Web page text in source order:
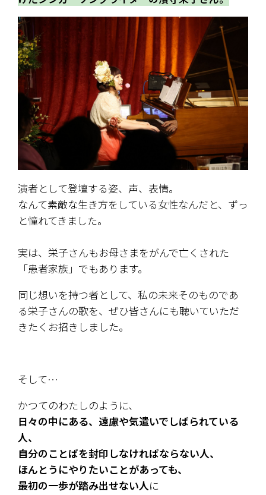
演者として登壇する姿、声、表情。
なんて素敵な生き方をしている女性なんだと、ずっ
と憧れてきました。
実は、栄子さんもお母さまをがんで亡くされた
「患者家族」でもあります。
同じ想いを持つ者として、私の未来そのものであ
る栄子さんの歌を、ぜひ皆さんにも聴いていただ
きたくお招きしました。
そして…
かつてのわたしのように、
日々の中にある、遠慮や気遣いでしばられている
人、
自分のことばを封印しなければならない人、
ほんとうにやりたいことがあっても、
最初の一歩が踏み出せない人に